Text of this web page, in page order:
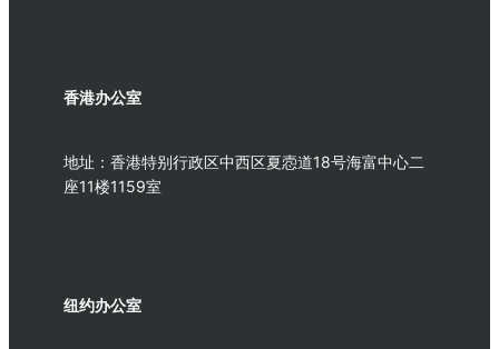
香港办公室
地址：香港特别行政区中西区夏悫道18号海富中心二
座11楼1159室
纽约办公室